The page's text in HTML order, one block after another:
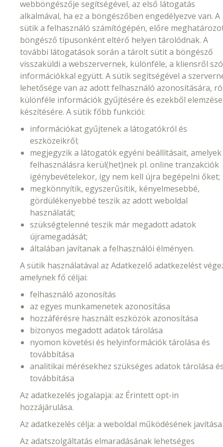
webböngészője segítségével, az első látogatás
alkalmával, ha ez a böngészőben engedélyezve van. A
sütik a felhasználó számítógépén, előre
böngésző típusonként eltérő helyen tárolódnak. A
további látogatások során a tárolt sütit a böngésző
visszaküldi a webszervernek, különféle, a kliensről
információkkal együtt. A sütik segítségével a
lehetősége van az adott felhasználó azonosítására,
különféle információk gyűjtésére és ezekből
készítésére. A sütik főbb funkciói:
információkat gyűjtenek a látogatókról és
eszközeikről;
megjegyzik a látogatók egyéni beállításait, amelyek
felhasználásra kerül(het)nek pl. online tranzakciók
igénybevételekor, így nem kell újra begépelni őket;
megkönnyítik, egyszerűsítik, kényelmesebbé,
gördülékenyebbé teszik az adott weboldal
használatát;
szükségtelenné teszik már megadott adatok
újramegadását;
általában javítanak a felhasználói élményen.
A sütik használatával az Adatkezelő adatkezelést
amelynek fő céljai:
felhasználó azonosítás
az egyes munkamenetek azonosítása
hozzáférésre használt eszközök azonosítása
bizonyos megadott adatok tárolása
nyomon követési és helyinformációk tárolása és
továbbítása
analitikai mérésekhez szükséges adatok tárolása
továbbítása
Az adatkezelés jogalapja: az Érintett opt-in
hozzájárulása.
Az adatkezelés célja: a weboldal működésének javítása
Az adatszolgáltatás elmaradásának lehetséges